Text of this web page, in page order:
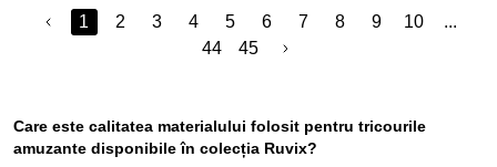
1 2 3 4 5 6 7 8 9 10
...
44
45
Care este calitatea materialului folosit pentru tricourile
amuzante disponibile în colecția Ruvix?